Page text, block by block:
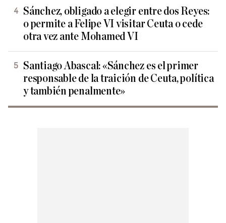
Sánchez, obligado a elegir entre dos Reyes:
o permite a Felipe VI visitar Ceuta o cede
otra vez ante Mohamed VI
Santiago Abascal: «Sánchez es el primer
responsable de la traición de Ceuta, política
y también penalmente»